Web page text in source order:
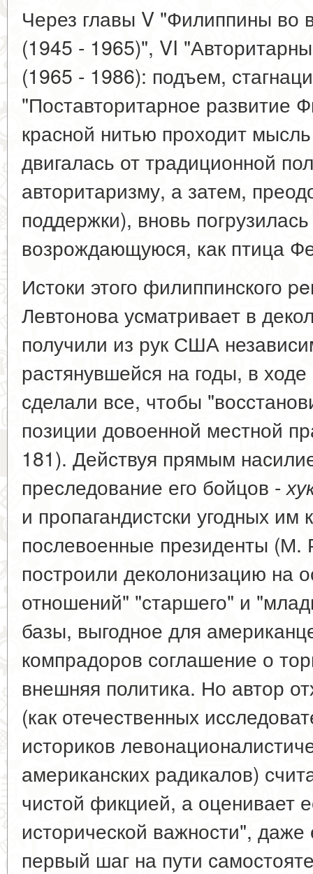
Через главы V "Филиппины во
(1945 - 1965)", VI
(1965 - 1986): подъем,
"Поставторитарное развитие
красной нитью проходит
двигалась от традиционной
авторитаризму, а затем,
поддержки), вновь
возрождающуюся, как птица
Истоки этого филиппинского
Левтонова усматривает в
получили из рук США
растянувшейся на годы, в
сделали все, чтобы
позиции довоенной местной
181). Действуя прямым
преследование его бойцов -
и пропагандистски угодных
послевоенные президенты
построили деколонизацию на
отношений" "старшего" и
базы, выгодное для
компрадоров соглашение о
внешняя политика. Но автор
(как отечественных
историков
американских радикалов)
чистой фикцией, а оценивает
исторической важности",
первый шаг на пути